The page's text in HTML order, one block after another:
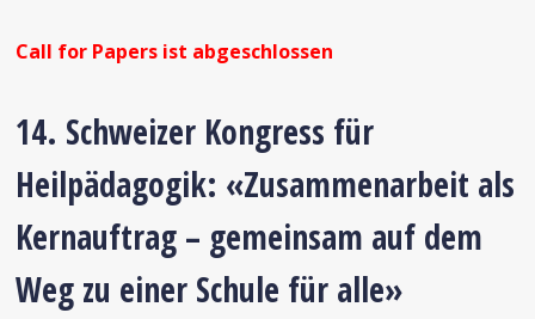
Call for Papers ist abgeschlossen
14. Schweizer Kongress für
Heilpädagogik: «Zusammenarbeit als
Kernauftrag – gemeinsam auf dem
Weg zu einer Schule für alle»